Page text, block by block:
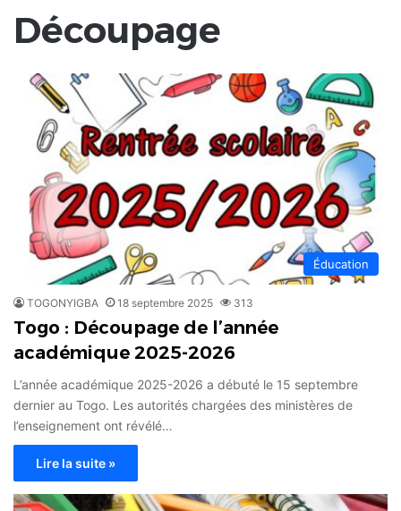
Découpage
Éducation
TOGONYIGBA 18 septembre 2025 313
Togo : Découpage de l’année
académique 2025-2026
L’année académique 2025-2026 a débuté le 15 septembre
dernier au Togo. Les autorités chargées des ministères de
l’enseignement ont révélé…
Lire la suite »